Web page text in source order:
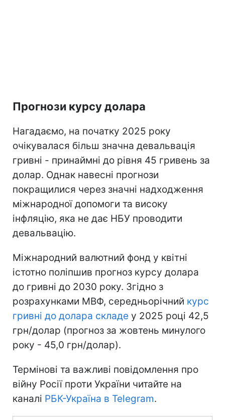
Прогнози курсу долара
Нагадаємо, на початку 2025 року
очікувалася більш значна девальвація
гривні - принаймні до рівня 45 гривень за
долар. Однак навесні прогнози
покращилися через значні надходження
міжнародної допомоги та високу
інфляцію, яка не дає НБУ проводити
девальвацію.
Міжнародний валютний фонд у квітні
істотно поліпшив прогноз курсу долара
до гривні до 2030 року. Згідно з
розрахунками МВФ, середньорічний курс
гривні до долара складе у 2025 році 42,5
грн/долар (прогноз за жовтень минулого
року - 45,0 грн/долар).
Термінові та важливі повідомлення про
війну Росії проти України читайте на
каналі РБК-Україна в Telegram.